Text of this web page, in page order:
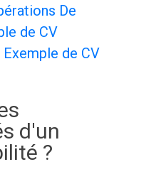
De
de CV
de CV
d'un
?